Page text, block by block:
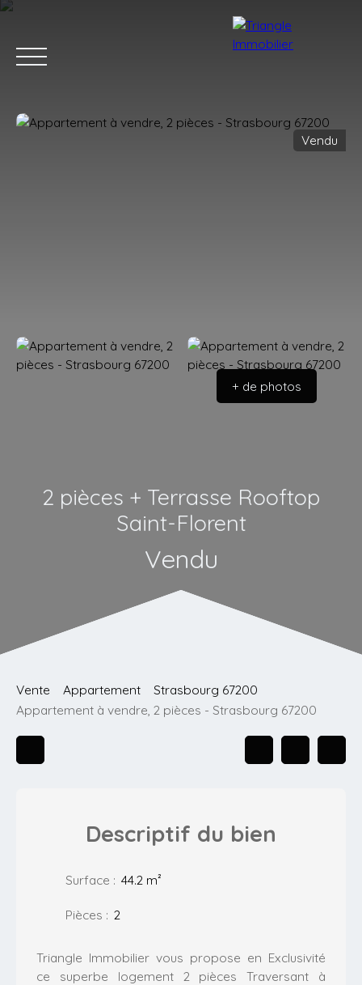
Vendu
+ de photos
2 pièces + Terrasse Rooftop
Saint-Florent
Vendu
Vente Appartement
Strasbourg 67200
Appartement à vendre, 2 pièces - Strasbourg 67200
Descriptif du bien
Surface : 44.2 m²
Pièces : 2
Triangle Immobilier vous propose en Exclusivité
ce superbe logement 2 pièces Traversant à